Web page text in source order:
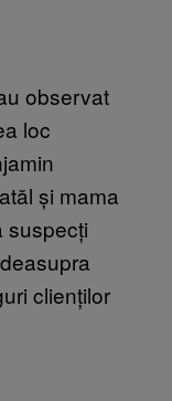
observat
loc
și mama
suspecți
clienților